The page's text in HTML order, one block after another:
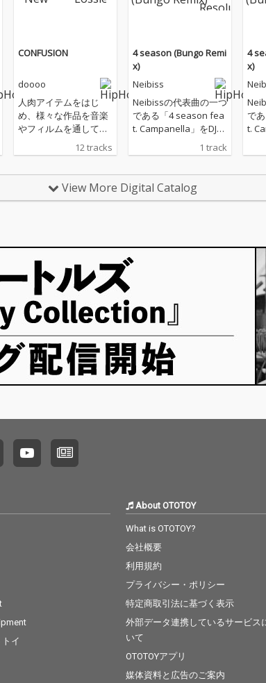
CONFUSION
doooo
人肉アイテムをはじ
め、様々な作品を音楽
やフィルムを通して世
に送り出してきたアー
ティスト、doooo a.k.
OTHER FACTORY / Cre
ativeDrugStore）の約
座DOPENESS、PES、
Mummy-D、ポチョム
キン、Neibiss、Babi
ら多数のゲストが参
加！ 人肉アイテムをは
じめ、様々な作品を音
楽やフィルムを通して
世に送り出し、そのマ
ッドでポップな切り口
から国内外の人々を狂
喜のどん底に陥れてき
カ（MOTHER FACTORY
の約4年ぶりとなる待
望の新作、3rd Album
といったこれまでのdo
ff）ら、これまでの作
12 tracks
4 season (Bungo Remi
x)
Neibiss
Neibissの代表曲の一つ
である「4 season fea
t. Campanella」をDJと
しても大活中のBungo
がダンスホール／ダ
クスは、MaL a.k.a. Pri
mal Dub）した「4 sea
1 track
4
x)
で
t.
し
が
View More Digital Catalog
イ
About OTOTOY
What is OTOTOY?
会社概要
利用規約
プライバシー・ポリシー
特定商取引法に基づく表示
外部データ連携しているサービス
いて
OTOTOYアプリ
媒体資料と広告のご案内